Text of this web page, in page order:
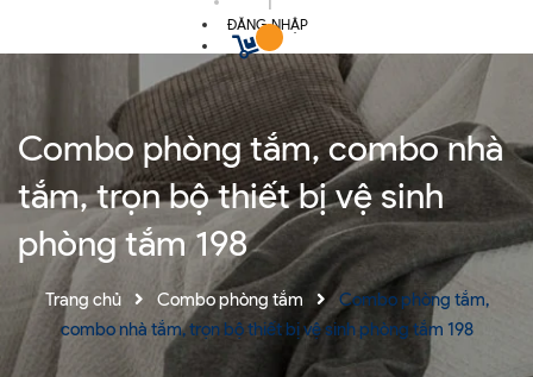
ĐĂNG NHẬP
Combo phòng tắm, combo nhà
tắm, trọn bộ thiết bị vệ sinh
phòng tắm 198
Trang chủ Combo phòng tắm
Combo phòng tắm,
combo nhà tắm, trọn bộ thiết bị vệ sinh phòng tắm 198